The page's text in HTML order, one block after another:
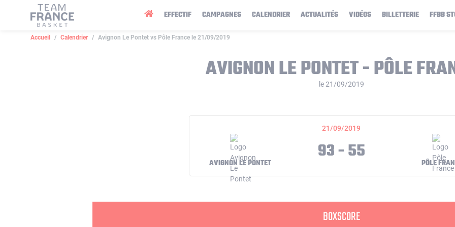
EFFECTIF CAMPAGNES CALENDRIER ACTUALITÉS VIDÉOS BILLETTERIE FFBB
Accueil Calendrier Avignon Le Pontet vs Pôle France le 21/09/2019
AVIGNON LE PONTET - PÔLE
le 21/09/2019
21/09/2019
AVIGNON LE PONTET 93 - 55 PÔLE
BOXSCORE
Panneau de gestion des cookies